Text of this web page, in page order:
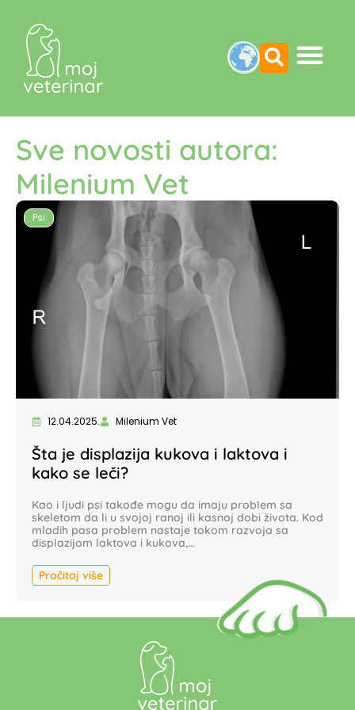
Sve novosti autora:
Milenium Vet
Psi
12.04.2025. Milenium Vet
Šta je displazija kukova i laktova i
kako se leči?
Kao i ljudi psi takođe mogu da imaju problem sa
skeletom da li u svojoj ranoj ili kasnoj dobi života. Kod
mladih pasa problem nastaje tokom razvoja sa
displazijom laktova i kukova,…
Pročitaj više